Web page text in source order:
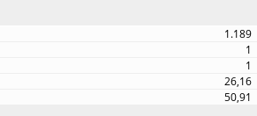
1.189
1
1
26,16
50,91